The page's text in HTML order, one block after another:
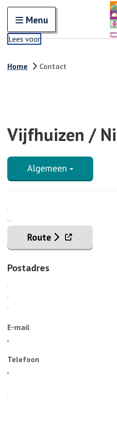
Open en sluit het
Menu
Lees voor
Home Contact
Vijfhuizen /
Algemeen
.
. .
Route . Externe link
Postadres
.
.
.
E-mail
.
Telefoon
.
.